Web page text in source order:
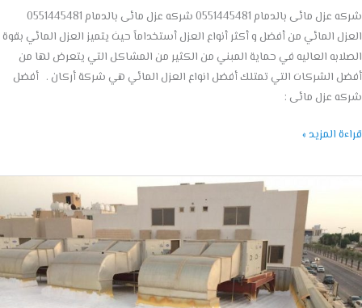
شركه عزل مائى بالدمام 0551445481 شركه عزل مائى بالدمام 0551445481
المائي من أفضل و أكثر أنواع العزل أستخداماً حيث يتميز العزل المائي بقوة
العاليه في حماية المبني من الكثير من المشاكل التي يتعرض لها من
الشركات التي تمتلك أفضل انواع العزل المائي هي شركة أركان . أفضل
عزل مائى :
المزيد »